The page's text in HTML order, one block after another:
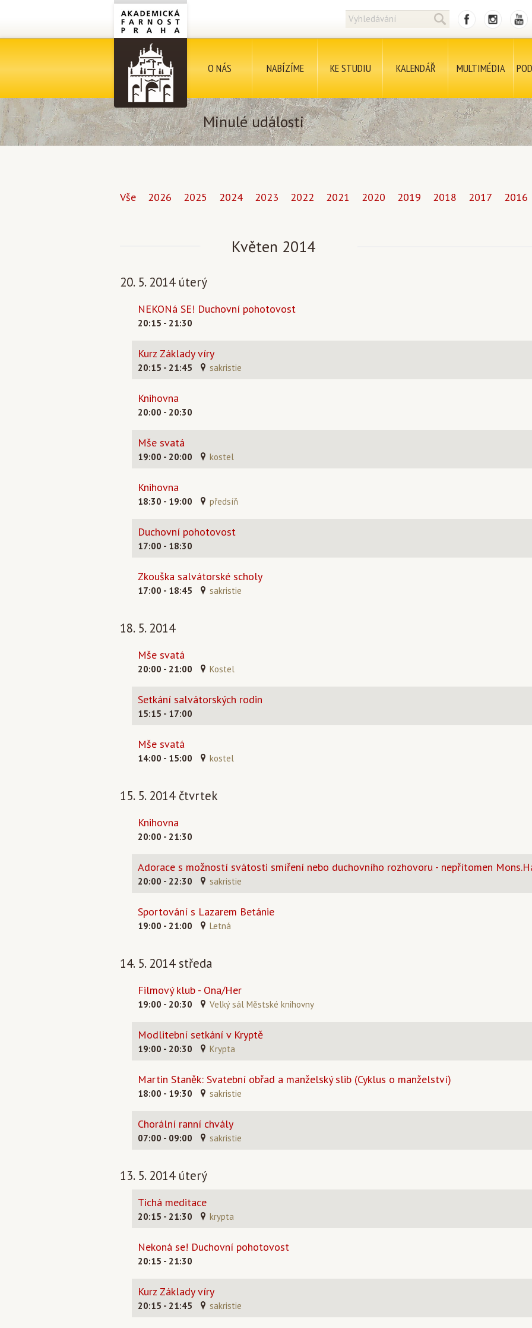
O NÁS NABÍZÍME KE STUDIU KALENDÁŘ MULTIMÉDIA
Minulé události
Vše 2026 2025 2024 2023 2022 2021 2020 2019 2018 2017 2016
Květen 2014
20. 5. 2014 úterý
NEKONá SE! Duchovní pohotovost
20:15 - 21:30
Kurz Základy víry
20:15 - 21:45 sakristie
Knihovna
20:00 - 20:30
Mše svatá
19:00 - 20:00 kostel
Knihovna
18:30 - 19:00 předsíň
Duchovní pohotovost
17:00 - 18:30
Zkouška salvátorské scholy
17:00 - 18:45 sakristie
18. 5. 2014
Mše svatá
20:00 - 21:00 Kostel
Setkání salvátorských rodin
15:15 - 17:00
Mše svatá
14:00 - 15:00 kostel
15. 5. 2014 čtvrtek
Knihovna
20:00 - 21:30
Adorace s možností svátosti smíření nebo duchovního rozhovoru - nepřítomen
20:00 - 22:30 sakristie
Sportování s Lazarem Betánie
19:00 - 21:00 Letná
14. 5. 2014 středa
Filmový klub - Ona/Her
19:00 - 20:30 Velký sál Městské knihovny
Modlitební setkání v Kryptě
19:00 - 20:30 Krypta
Martin Staněk: Svatební obřad a manželský slib (Cyklus o manželství)
18:00 - 19:30 sakristie
Chorální ranní chvály
07:00 - 09:00 sakristie
13. 5. 2014 úterý
Tichá meditace
20:15 - 21:30 krypta
Nekoná se! Duchovní pohotovost
20:15 - 21:30
Kurz Základy víry
20:15 - 21:45 sakristie